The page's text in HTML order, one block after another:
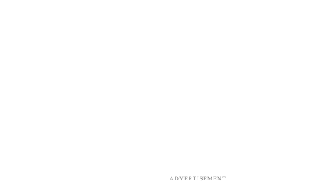
ADVERTISEMENT